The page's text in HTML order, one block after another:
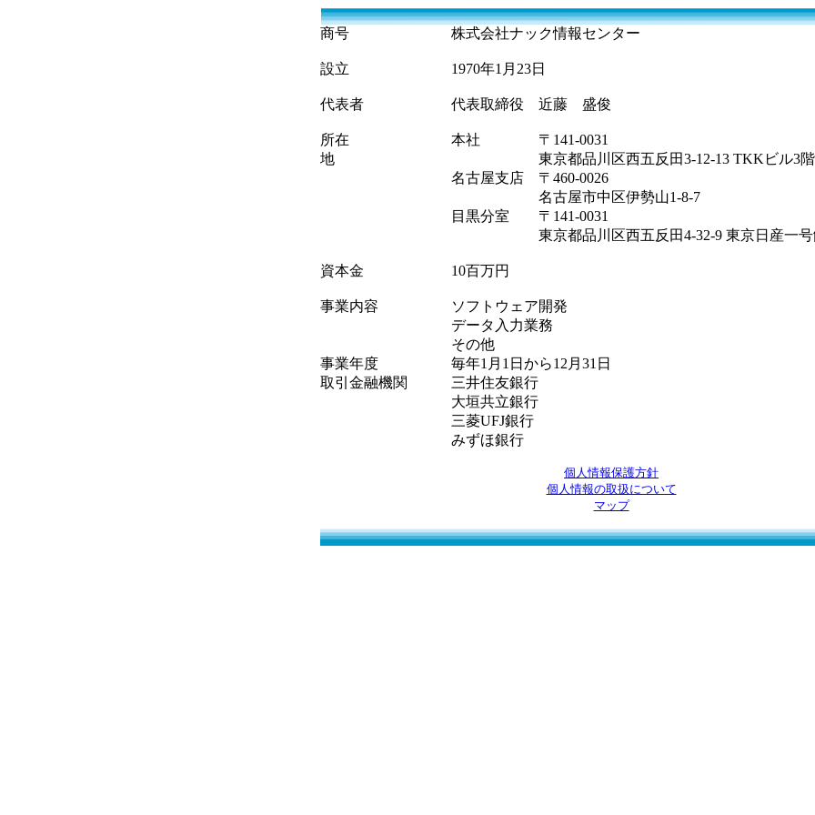
商号 株式会社ナック情報センター
設立 1970年1月23日
代表者 代表取締役 近藤 盛俊
所在
地
本社 〒141-0031
東京都品川区西五反田3-12-13 TKKビル3階
名古屋支店 〒460-0026
名古屋市中区伊勢山1-8-7
目黒分室 〒141-0031
東京都品川区西五反田4-32-9 東京日産一号館
資本金 10百万円
事業内容
ソフトウェア開発
データ入力業務
その他
事業年度
毎年1月1日から12月31日
取引金融機関
三井住友銀行
大垣共立銀行
三菱UFJ銀行
みずほ銀行
個人情報保護方針
個人情報の取扱について
マップ